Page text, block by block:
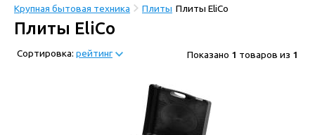
Крупная бытовая техника
Плиты Плиты EliCo
Плиты EliCo
Сортировка: рейтинг Показано 1 товаров из 1